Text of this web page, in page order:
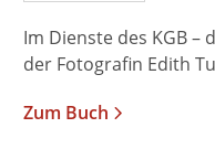
Im Dienste des KGB –
der Fotografin Edith
Zum Buch